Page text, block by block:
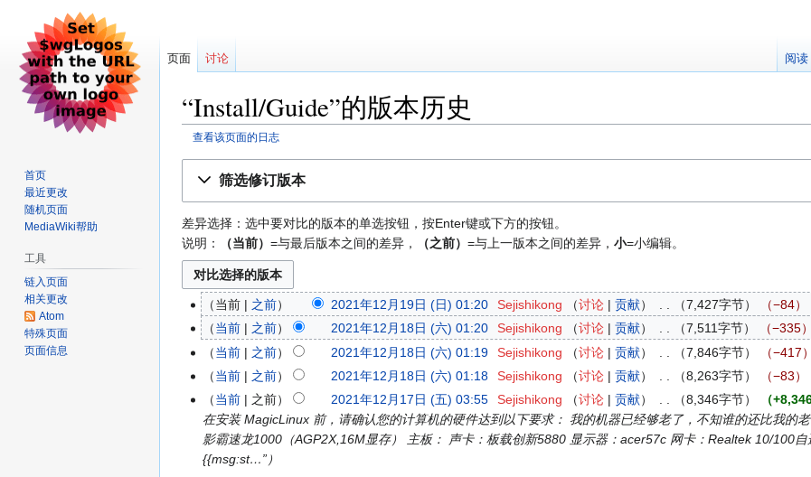
“Install/Guide”的版本历史
查看该页面的日志
航
索
筛选修订版本
差异选择：选中要对比的版本的单选按钮，按Enter键或下方的按钮。
说明：
（当前） =与最后版本之间的差异， （之前） =与上一版本之间的差异， 小=小编辑。
当前 之前 2021年12月19日 (日) 01:20 Sejishikong 讨论 贡献 7,427字节
−84
当前
之前 2021年12月18日 (六) 01:20 Sejishikong 讨论 贡献 7,511字节
−335
当前
之前 2021年12月18日 (六) 01:19 Sejishikong 讨论 贡献 7,846字节
−417
当前
之前 2021年12月18日 (六) 01:18 Sejishikong 讨论 贡献 8,263字节
−83
当前
之前 2021年12月17日 (五) 03:55 Sejishikong 讨论 贡献 8,346字节
在安装 MagicLinux 前，请确认您的计算机的硬件达到以下要求： 我的机器已经够老了，不知谁的还比我
影霸速龙1000（AGP2X,16M显存） 主板： 声卡：板载创新5880 显示器：acer57c 网卡：Realtek 10/100
{{msg:st…”
页面 讨论 阅读
首页
最近更改
随机页面
MediaWiki帮助
工具
链入页面
相关更改
Atom
特殊页面
页面信息